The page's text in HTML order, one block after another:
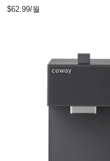
$62.99/월